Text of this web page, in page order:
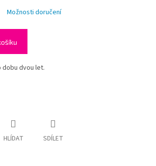
Možnosti doručení
dobu dvou let.
HLÍDAT SDÍLET